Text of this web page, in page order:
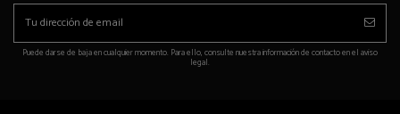
Puede darse de baja en cualquier momento. Para ello, consulte nuestra información de contacto en el aviso
legal.